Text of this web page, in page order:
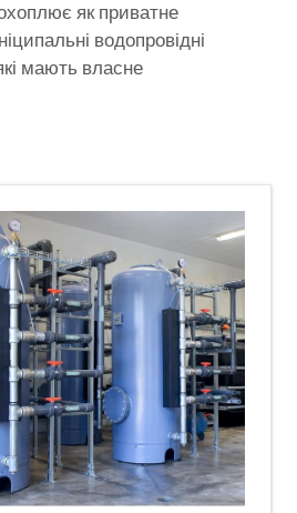
як приватне
водопровідні
які мають власне